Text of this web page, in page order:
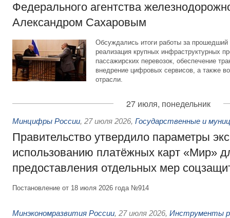
Федерального агентства
Александром Сахаровым
Обсуждались итоги работы за
реализация крупных инфраструктурных
пассажирских перевозок, обеспечение
внедрение цифровых сервисов, а также
отрасли.
27 июля, понедельник
Минцифры России, 27 июля 2026, Государственные и
Правительство утвердило параметры
использованию платёжных карт «Мир»
предоставления отдельных мер
Постановление от 18 июля 2026 года №914
Минэкономразвития России, 27 июля 2026, Инструменты